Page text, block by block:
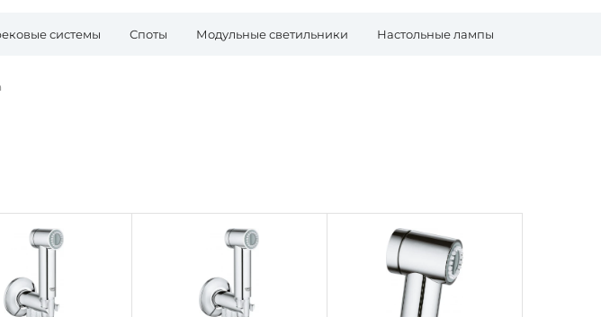
системы Споты Модульные светильники Настольные лампы